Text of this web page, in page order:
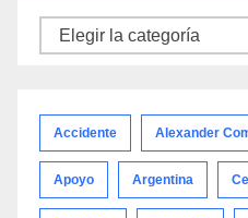
Noticias
Accidente Alexander
Apoyo Argentina